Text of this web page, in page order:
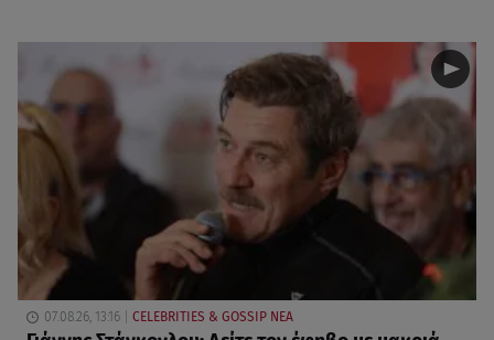
07.08.26, 13:16 CELEBRITIES & GOSSIP ΝΕΑ